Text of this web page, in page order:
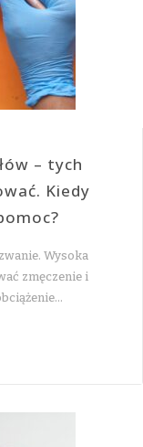
– tych
Kiedy
Wysoka
zmęczenie i